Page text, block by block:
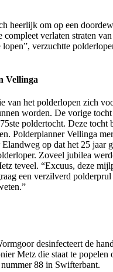
heerlijk om op een
compleet verlaten straten van
lopen”, verzuchtte
Vellinga
van het polderlopen zich
worden. De vorige tocht
poldertocht. Deze tocht
Polderplanner Vellinga
op dat het 25 jaar
Zoveel jubilea
teveel. “Excuus, deze
een verzilverd polderprul
desinfecteert de
Metz die staat te popelen
88 in Swifterbant.